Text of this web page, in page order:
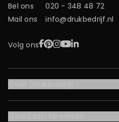
Bel ons
020 - 348 48 72
Mail ons
info@drukbedrijf.nl
Volg onsFacebook
Pinterest
Instagram
YouTube
LinkedIn